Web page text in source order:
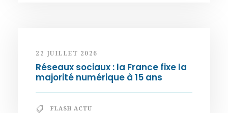
22 JUILLET 2026
Réseaux sociaux : la France fixe la
majorité numérique à 15 ans
FLASH ACTU